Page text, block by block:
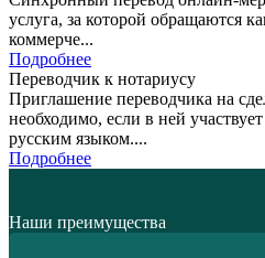
услуга, за которой обращаются
коммерче...
Подробнее
Переводчик к нотариусу
Приглашение переводчика на
необходимо, если в ней
русским языком....
Подробнее
Наши преимущества